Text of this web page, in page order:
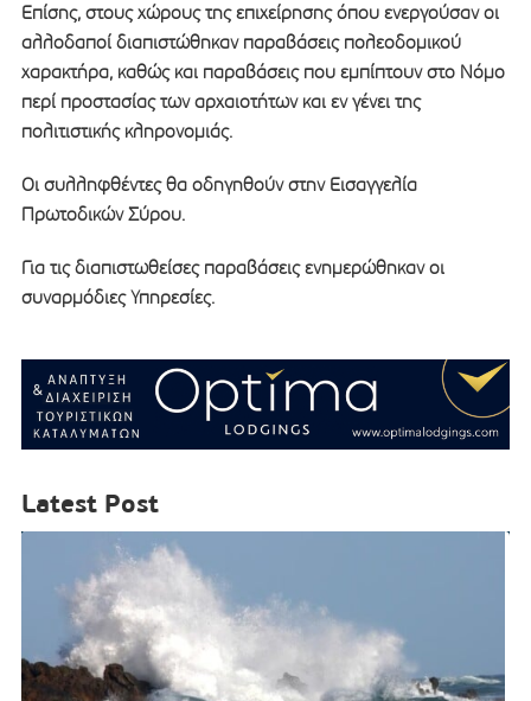
Επίσης, στους χώρους της επιχείρησης όπου ενεργούσαν οι
αλλοδαποί διαπιστώθηκαν παραβάσεις πολεοδομικού
χαρακτήρα, καθώς και παραβάσεις που εμπίπτουν στο Νόμο
περί προστασίας των αρχαιοτήτων και εν γένει της
πολιτιστικής κληρονομιάς.
Οι συλληφθέντες θα οδηγηθούν στην Εισαγγελία
Πρωτοδικών Σύρου.
Για τις διαπιστωθείσες παραβάσεις ενημερώθηκαν οι
συναρμόδιες Υπηρεσίες.
Latest Post